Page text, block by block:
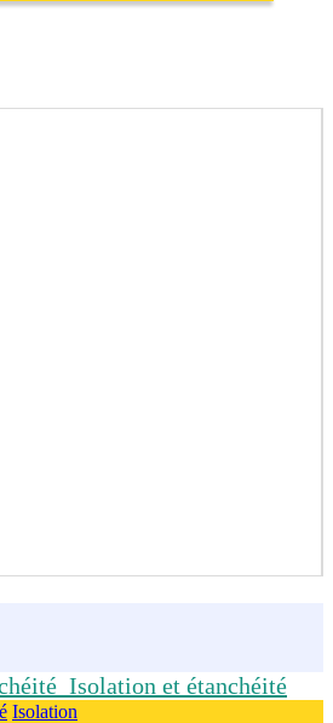
Isolation et étanchéité
Isolation